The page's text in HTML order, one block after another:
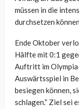
müssen in die
durchsetzen
Ende Oktober
Hälfte mit 0:1
Auftritt im
Auswärtsspiel in
besiegen können,
schlagen.“ Ziel sei